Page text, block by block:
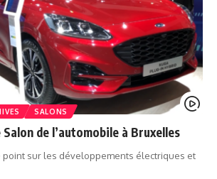
SALONS
Salon de l’automobile à Bruxelles
point sur les développements électriques et